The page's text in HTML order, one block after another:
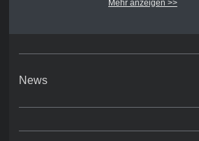
Zahlungseingang
bitte anfordern.
Werktage nach
und Abnutzung.
Mehr anzeigen >>
News